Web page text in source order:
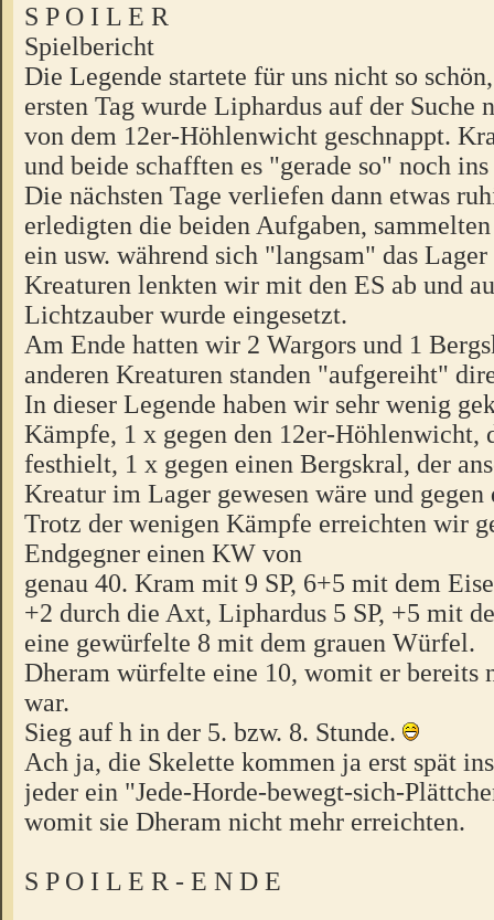
S P O I L E R
Spielbericht
Die Legende startete für uns nicht so
ersten Tag wurde Liphardus auf der Suche
von dem 12er-Höhlenwicht geschnappt.
und beide schafften es "gerade so" noch
Die nächsten Tage verliefen dann etwas
erledigten die beiden Aufgaben,
ein usw. während sich "langsam" das
Kreaturen lenkten wir mit den ES ab und
Lichtzauber wurde eingesetzt.
Am Ende hatten wir 2 Wargors und 1
anderen Kreaturen standen "aufgereiht"
In dieser Legende haben wir sehr wenig
Kämpfe, 1 x gegen den 12er-Höhlenwicht,
festhielt, 1 x gegen einen Bergskral, der
Kreatur im Lager gewesen wäre und gegen
Trotz der wenigen Kämpfe erreichten wir
Endgegner einen KW von
genau 40. Kram mit 9 SP, 6+5 mit dem
+2 durch die Axt, Liphardus 5 SP, +5 mit
eine gewürfelte 8 mit dem grauen Würfel.
Dheram würfelte eine 10, womit er bereits
war.
Sieg auf h in der 5. bzw. 8. Stunde.
Ach ja, die Skelette kommen ja erst spät
jeder ein "Jede-Horde-bewegt-sich-
womit sie Dheram nicht mehr erreichten.
S P O I L E R - E N D E